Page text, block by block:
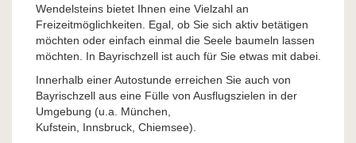
Wendelsteins bietet Ihnen eine Vielzahl an
Freizeitmöglichkeiten. Egal, ob Sie sich aktiv betätigen
möchten oder einfach einmal die Seele baumeln lassen
möchten. In Bayrischzell ist auch für Sie etwas mit dabei.
Innerhalb einer Autostunde erreichen Sie auch von
Bayrischzell aus eine Fülle von Ausflugszielen in der
Umgebung (u.a. München,
Kufstein, Innsbruck, Chiemsee).